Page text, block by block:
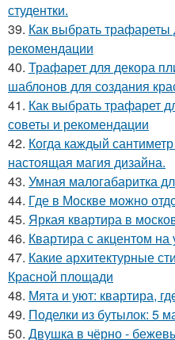
студентки.
39. Как выбрать трафареты
рекомендации
40. Трафарет для декора
шаблонов для создания
41. Как выбрать трафарет
советы и рекомендации
42. Когда каждый
настоящая магия дизайна.
43. Умная малогабаритка
44. Где в Москве можно
45. Яркая квартира в
46. Квартира с акцентом на
47. Какие архитектурные
Красной площади
48. Мята и уют: квартира,
49. Поделки из бутылок: 5
50. Двушка в чёрно -